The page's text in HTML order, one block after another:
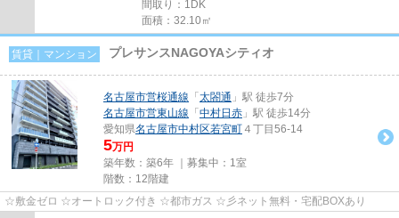
間取り：1DK
面積：32.10㎡
賃貸｜マンション プレサンスNAGOYAシティオ
名古屋市営桜通線 「 太閤通 」駅 徒歩7分
名古屋市営東山線 「 中村日赤 」駅 徒歩14分
愛知県名古屋市中村区若宮町 ４丁目56-14
5万円
築年数：築6年 ｜募集中： 1室
階数：12階建
☆敷金ゼロ ☆オートロック付き ☆都市ガス ☆彡ネット無料・宅配BOXあり